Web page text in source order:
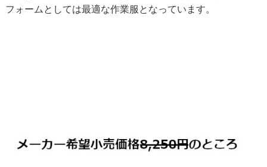
フォームとしては最適な作業服となっています。